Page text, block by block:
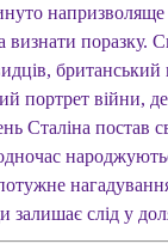
визнати поразку.
британський
портрет війни,
Сталіна постав
залишає слід у